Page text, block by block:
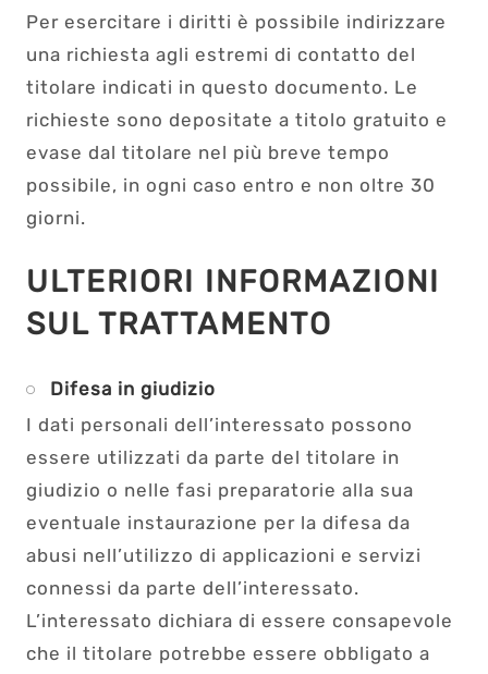
Per esercitare i diritti è possibile indirizzare
una richiesta agli estremi di contatto del
titolare indicati in questo documento. Le
richieste sono depositate a titolo gratuito e
evase dal titolare nel più breve tempo
possibile, in ogni caso entro e non oltre 30
giorni.
ULTERIORI INFORMAZIONI
SUL TRATTAMENTO
Difesa in giudizio
I dati personali dell’interessato possono
essere utilizzati da parte del titolare in
giudizio o nelle fasi preparatorie alla sua
eventuale instaurazione per la difesa da
abusi nell’utilizzo di applicazioni e servizi
connessi da parte dell’interessato.
L’interessato dichiara di essere consapevole
che il titolare potrebbe essere obbligato a